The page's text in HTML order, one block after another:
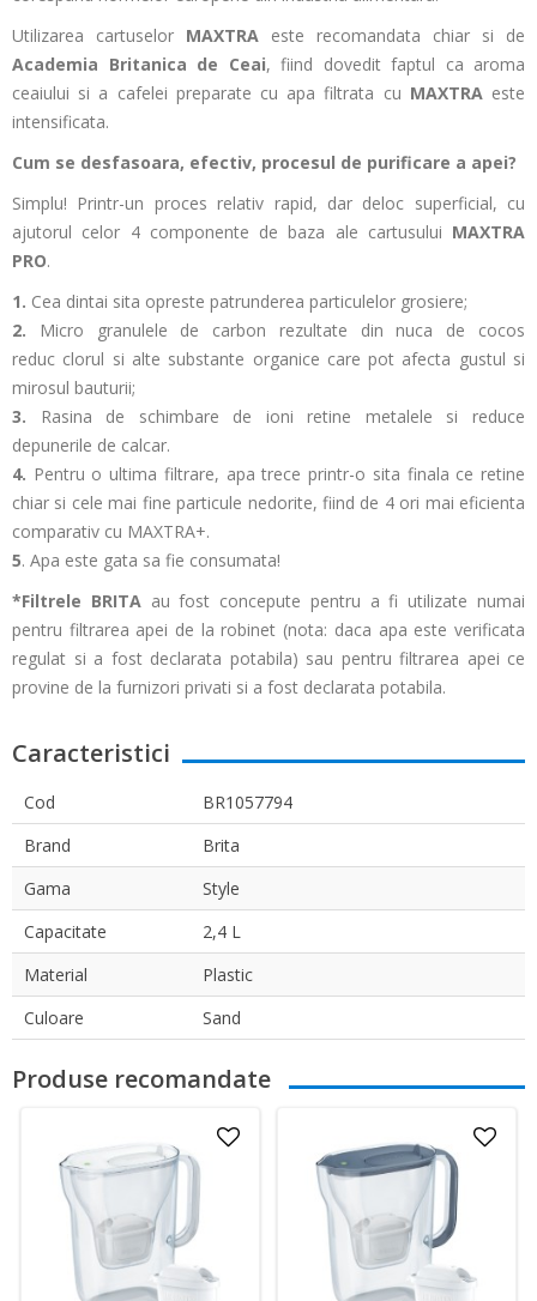
Utilizarea cartuselor MAXTRA este recomandata chiar si de
Academia Britanica de Ceai, fiind dovedit faptul ca aroma
ceaiului si a cafelei preparate cu apa filtrata cu MAXTRAeste
intensificata.
Cum se desfasoara, efectiv, procesul de purificare a apei?
Simplu! Printr-un proces relativ rapid, dar deloc superficial, cu
ajutorul celor 4 componente de baza ale cartusului MAXTRA
PRO.
1. Cea dintai sita opreste patrunderea particulelor grosiere;
2. Micro granulele de carbon rezultate din nuca de cocos
reduc clorul si alte substante organice care pot afecta gustul si
mirosul bauturii;
3. Rasina de schimbare de ioni retine metalele si reduce
depunerile de calcar.
4. Pentru o ultima filtrare, apa trece printr-o sita finala ce retine
chiar si cele mai fine particule nedorite, fiind de 4 ori mai eficienta
comparativ cu MAXTRA+.
5. Apa este gata sa fie consumata!
*Filtrele BRITAau fost concepute pentru a fi utilizate numai
pentru filtrarea apei de la robinet (nota: daca apa este verificata
regulat si a fost declarata potabila) sau pentru filtrarea apei ce
provine de la furnizori privati si a fost declarata potabila.
Caracteristici
Cod
BR1057794
Brand
Brita
Gama
Style
Capacitate
2,4 L
Material
Plastic
Culoare
Sand
Produse recomandate